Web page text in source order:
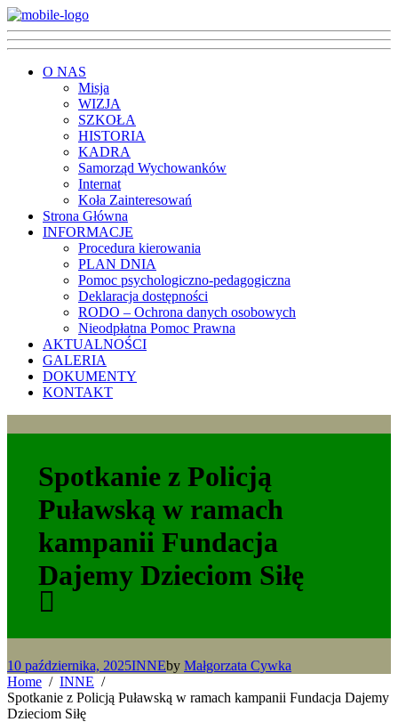
O NAS
Misja
WIZJA
SZKOŁA
HISTORIA
KADRA
Samorząd Wychowanków
Internat
Koła Zainteresowań
Strona Główna
INFORMACJE
Procedura kierowania
PLAN DNIA
Pomoc psychologiczno-pedagogiczna
Deklaracja dostępności
RODO – Ochrona danych osobowych
Nieodpłatna Pomoc Prawna
AKTUALNOŚCI
GALERIA
DOKUMENTY
KONTAKT
Spotkanie z Policją
Puławską w ramach
kampanii Fundacja
Dajemy Dzieciom Siłę
10 października, 2025INNEby Małgorzata Cywka
Home
INNE
Spotkanie z Policją Puławską w ramach kampanii Fundacja Dajemy
Dzieciom Siłę